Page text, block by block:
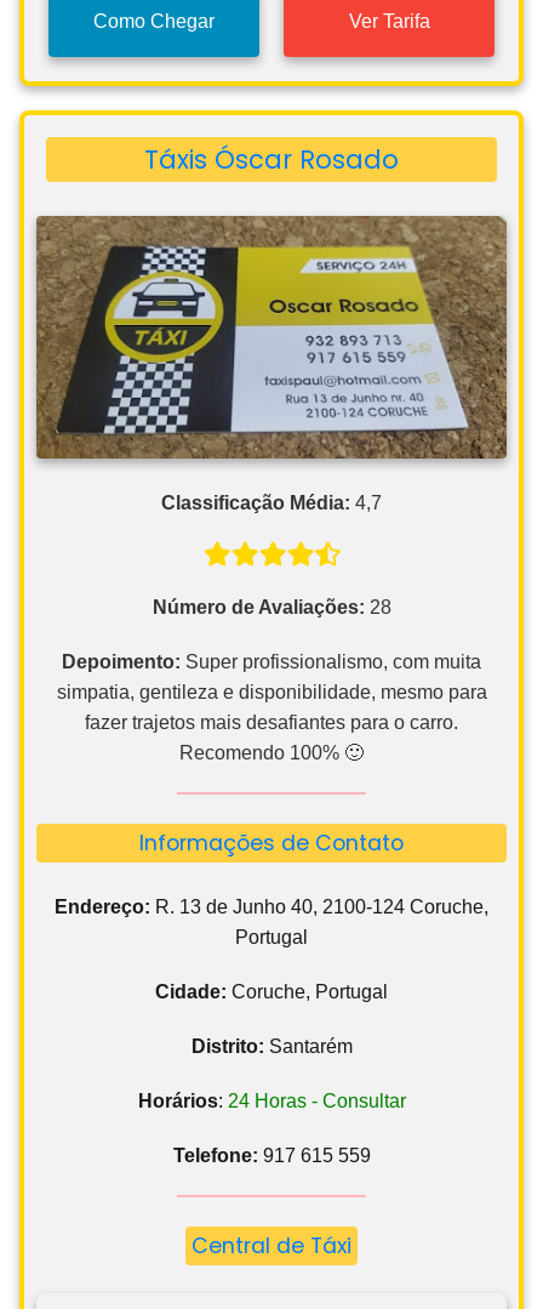
Como Chegar Ver Tarifa
Táxis Óscar Rosado
Classificação Média: 4,7
Número de Avaliações: 28
Depoimento: Super profissionalismo, com muita
simpatia, gentileza e disponibilidade, mesmo para
fazer trajetos mais desafiantes para o carro.
Recomendo 100% 🙂
Informações de Contato
Endereço: R. 13 de Junho 40, 2100-124 Coruche,
Portugal
Cidade: Coruche, Portugal
Distrito: Santarém
Horários: 24 Horas - Consultar
Telefone: 917 615 559
Central de Táxi